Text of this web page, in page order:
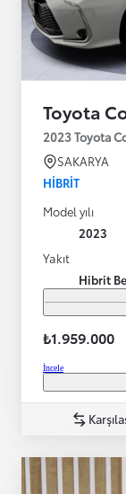
Toyota
2023 Toyota
SAKARYA
HIBRIT
Model yılı
2023
Yakıt
Hibrit
₺1.959.000
İncele